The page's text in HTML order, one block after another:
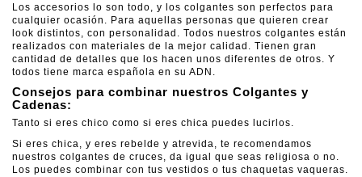
Los accesorios lo son todo, y los colgantes son perfectos para
cualquier ocasión. Para aquellas personas que quieren crear
look distintos, con personalidad. Todos nuestros colgantes están
realizados con materiales de la mejor calidad. Tienen gran
cantidad de detalles que los hacen unos diferentes de otros. Y
todos tiene marca española en su ADN.
Consejos para combinar nuestros Colgantes y
Cadenas:
Tanto si eres chico como si eres chica puedes lucirlos.
Si eres chica, y eres rebelde y atrevida, te recomendamos
nuestros colgantes de cruces, da igual que seas religiosa o no.
Los puedes combinar con tus vestidos o tus chaquetas vaqueras.